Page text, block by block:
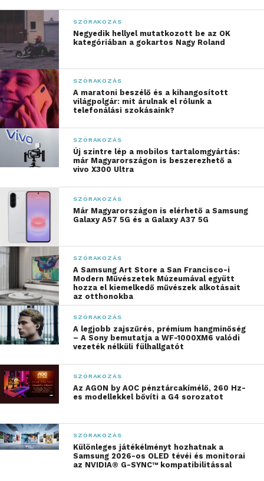
Editions szettek most
először tartalmazzák a
versenyzőket LEGO
minifigura formájában.
Közös tervezésű versenysisakok
A McLaren Mastercard Formula 1 csapat versenyzői,
Oscar Piastri és Lando Norris sisakjai a pilóták és a
LEGO tervezőcsapat különleges
együttműködésében készültek a csapat 1000.
futamának megünneplésére. A sisakok a látványos
részleteket és a versenyzők jellegzetes színvilágát a
McLaren Mastercard Formula 1 csapat 1000. futamára
tervezett egyedi festéselemekkel ötvözik. Mindkét
valódi sisak a két új LEGO® Editions szett alapján
készült, amelyeket most a rajongók is hazavihetnek,
így egyedülálló módon ünnepelhetik a versenysport
történetét.
SZÓRAKOZÁS
Negyedik hellyel mutatkozott be az OK
kategóriában a gokartos Nagy Roland
SZÓRAKOZÁS
A maratoni beszélő és a kihangosított
világpolgár: mit árulnak el rólunk a
telefonálási szokásaink?
SZÓRAKOZÁS
Új szintre lép a mobilos tartalomgyártás:
már Magyarországon is beszerezhető a
vivo X300 Ultra
SZÓRAKOZÁS
Már Magyarországon is elérhető a Samsung
Galaxy A57 5G és a Galaxy A37 5G
SZÓRAKOZÁS
A Samsung Art Store a San Francisco-i
Modern Művészetek Múzeumával együtt
hozza el kiemelkedő művészek alkotásait
az otthonokba
SZÓRAKOZÁS
A legjobb zajszűrés, prémium hangminőség
– A Sony bemutatja a WF-1000XM6 valódi
vezeték nélküli fülhallgatót
SZÓRAKOZÁS
Az AGON by AOC pénztárcakímélő, 260 Hz-
es modellekkel bővíti a G4 sorozatot
SZÓRAKOZÁS
Különleges játékélményt hozhatnak a
Samsung 2026-os OLED tévéi és monitorai
az NVIDIA® G-SYNC™ kompatibilitással